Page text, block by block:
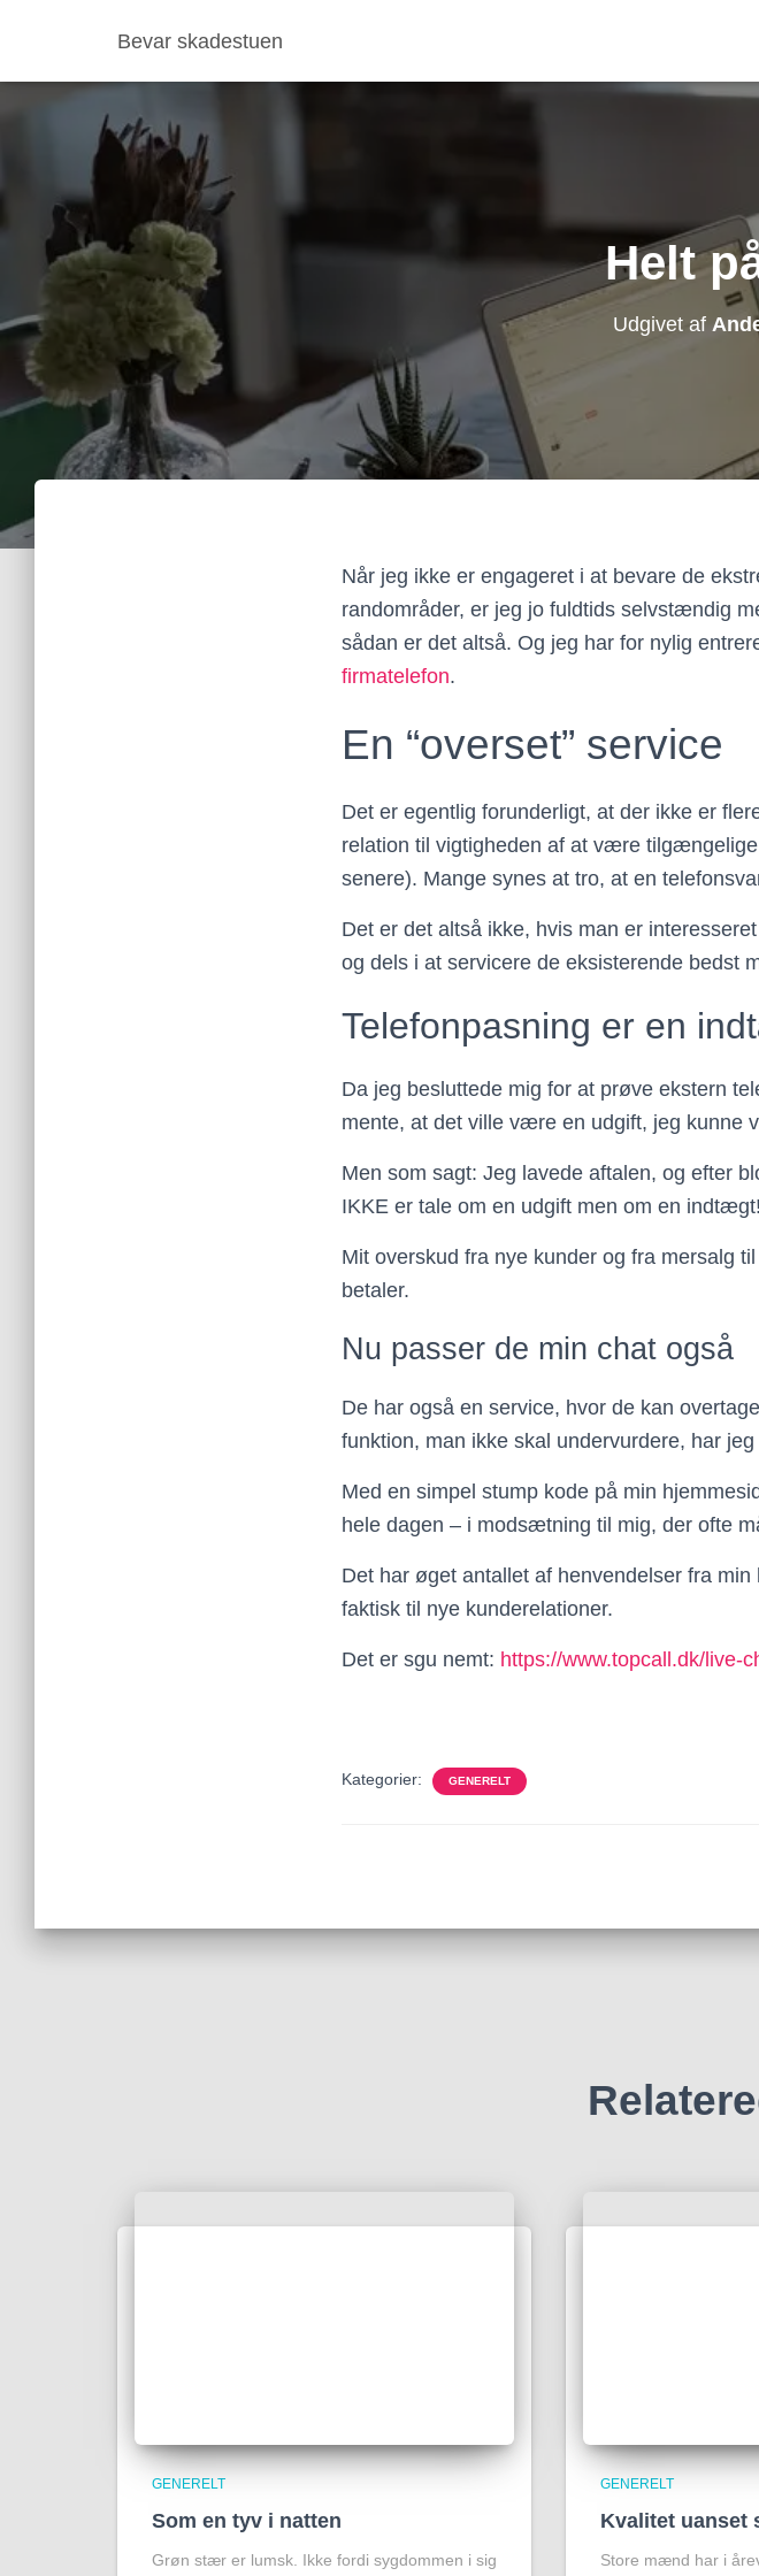
Bevar skadestuen
Helt
Udgivet af
Når jeg ikke er engageret i at bevare de
randområder, er jeg jo fuldtids selvstændig
sådan er det altså. Og jeg har for nylig
firmatelefon.
En “overset” service
Det er egentlig forunderligt, at der ikke er
relation til vigtigheden af at være
senere). Mange synes at tro, at en
Det er det altså ikke, hvis man er
og dels i at servicere de eksisterende bedst
Telefonpasning er en
Da jeg besluttede mig for at prøve ekstern
mente, at det ville være en udgift, jeg kunne
Men som sagt: Jeg lavede aftalen, og efter
IKKE er tale om en udgift men om en indtægt!
Mit overskud fra nye kunder og fra mersalg
betaler.
Nu passer de min chat også
De har også en service, hvor de kan
funktion, man ikke skal undervurdere, har jeg
Med en simpel stump kode på min
hele dagen – i modsætning til mig, der ofte
Det har øget antallet af henvendelser fra
faktisk til nye kunderelationer.
Det er sgu nemt: https://www.topcall.dk/live-
Kategorier: GENERELT
GENERELT
Som en tyv i natten
Grøn stær er lumsk. Ikke fordi sygdommen i sig
GENERELT
Kvalitet uanset
Store mænd har i